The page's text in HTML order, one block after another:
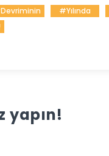
#Yılında
yapın!